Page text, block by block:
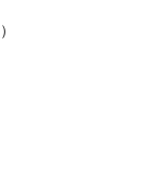
）